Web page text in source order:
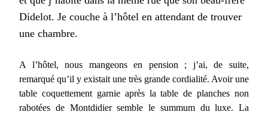
Didelot. Je couche à l’hôtel en attendant de trouver
une chambre.
A l’hôtel, nous mangeons en pension ; j’ai, de suite,
remarqué qu’il y existait une très grande cordialité. Avoir une
table coquettement garnie après la table de planches non
rabotées de Montdidier semble le summum du luxe. La